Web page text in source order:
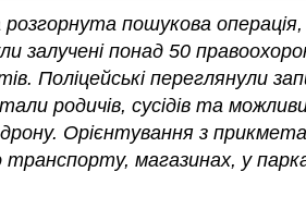
пошукова
залучені понад 50
Поліцейські переглянули
родичів, сусідів та
Орієнтування з
транспорту, магазинах, у